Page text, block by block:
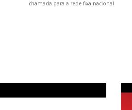
chamada para a rede fixa nacional